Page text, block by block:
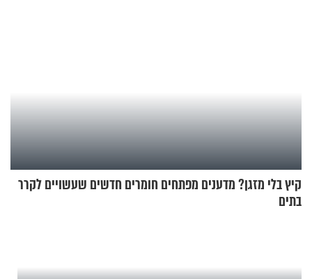
קיץ בלי מזגן? מדענים מפתחים חומרים חדשים שעשויים לקרר
בתים